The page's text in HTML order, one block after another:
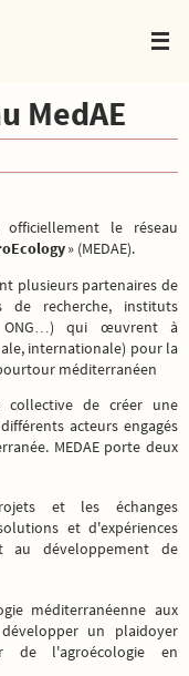
MedAE
le réseau
» (MEDAE).
plusieurs partenaires de
de recherche, instituts
ONG…) qui œuvrent à
internationale) pour la
méditerranéen
de créer une
acteurs engagés
MEDAE porte deux
et les échanges
et d'expériences
au développement de
méditerranéenne aux
un plaidoyer
de l'agroécologie en